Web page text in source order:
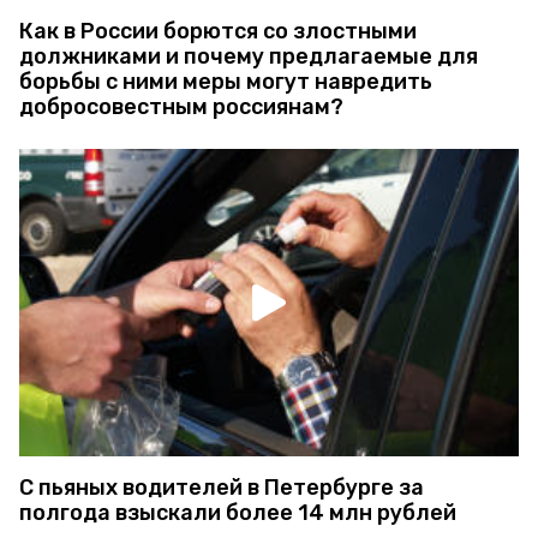
Как в России борются со злостными
должниками и почему предлагаемые для
борьбы с ними меры могут навредить
добросовестным россиянам?
С пьяных водителей в Петербурге за
полгода взыскали более 14 млн рублей